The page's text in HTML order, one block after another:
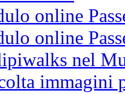
online
online
nel
immagini